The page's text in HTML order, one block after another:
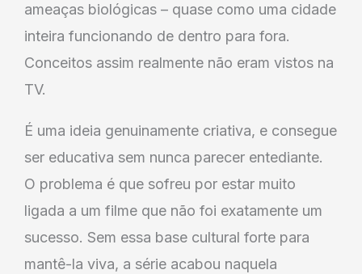
ameaças biológicas – quase como uma cidade
inteira funcionando de dentro para fora.
Conceitos assim realmente não eram vistos na
TV.
É uma ideia genuinamente criativa, e consegue
ser educativa sem nunca parecer entediante.
O problema é que sofreu por estar muito
ligada a um filme que não foi exatamente um
sucesso. Sem essa base cultural forte para
mantê-la viva, a série acabou naquela